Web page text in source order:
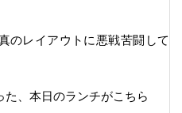
のレイアウトに悪戦苦闘して
、本日のランチがこちら